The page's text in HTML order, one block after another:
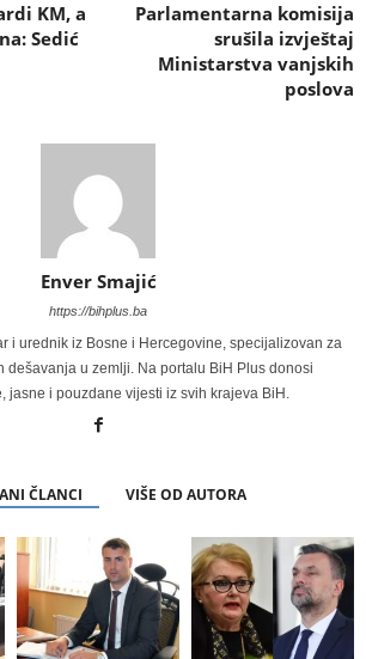
KM, a
Sedić
Parlamentarna komisija
srušila izvještaj
Ministarstva vanjskih
poslova
Enver Smajić
https://bihplus.ba
i urednik iz Bosne i Hercegovine, specijalizovan za
dešavanja u zemlji. Na portalu BiH Plus donosi
jasne i pouzdane vijesti iz svih krajeva BiH.
ČLANCI VIŠE OD AUTORA